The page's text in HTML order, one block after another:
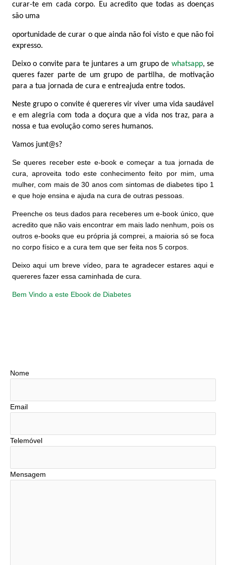
curar-te em cada corpo. Eu acredito que todas as doenças
são uma
oportunidade de curar o que ainda não foi visto e que não foi
expresso.
Deixo o convite para te juntares a um grupo de whatsapp, se
queres fazer parte de um grupo de partilha, de motivação
para a tua jornada de cura e entreajuda entre todos.
Neste grupo o convite é quereres vir viver uma vida saudável
e em alegria com toda a doçura que a vida nos traz, para a
nossa e tua evolução como seres humanos.
Vamos junt@s?
Se queres receber este e-book e começar a tua jornada de
cura, aproveita todo este conhecimento feito por mim, uma
mulher, com mais de 30 anos com sintomas de diabetes tipo 1
e que hoje ensina e ajuda na cura de outras pessoas.
Preenche os teus dados para receberes um e-book único, que
acredito que não vais encontrar em mais lado nenhum, pois os
outros e-books que eu própria já comprei, a maioria só se foca
no corpo físico e a cura tem que ser feita nos 5 corpos.
Deixo aqui um breve vídeo, para te agradecer estares aqui e
quereres fazer essa caminhada de cura.
Bem Vindo a este Ebook de Diabetes
Nome
Email
Telemóvel
Mensagem